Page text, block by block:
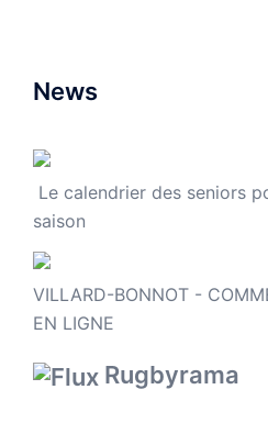
News
Le calendrier des seniors
saison
VILLARD-BONNOT -
EN LIGNE
Rugbyrama